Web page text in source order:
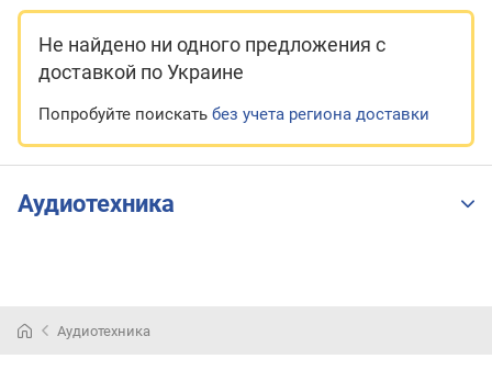
Не найдено ни одного предложения с
доставкой по Украине
Попробуйте поискать без учета региона доставки
Аудиотехника
Аудиотехника